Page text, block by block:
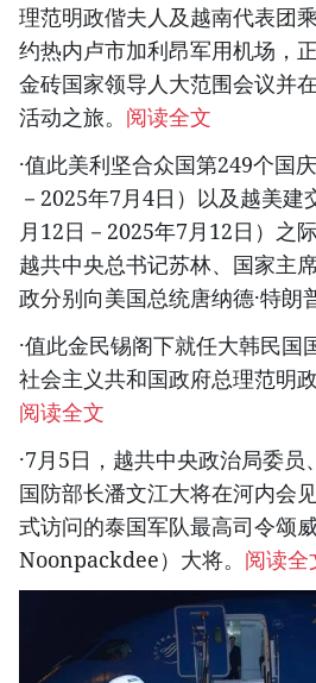
理范明政偕夫人及越南代表团
约热内卢市加利昂军用机场，
金砖国家领导人大范围会议并
活动之旅。 阅读全文
·值此美利坚合众国第249个国
－2025年7月4日）以及越美建
月12日－2025年7月12日）之
越共中央总书记苏林、国家主
政分别向美国总统唐纳德·特朗
·值此金民锡阁下就任大韩民国
社会主义共和国政府总理范明
阅读全文
·7月5日，越共中央政治局委员
国防部长潘文江大将在河内会
式访问的泰国军队最高司令颂
Noonpackdee）大将。 阅读全